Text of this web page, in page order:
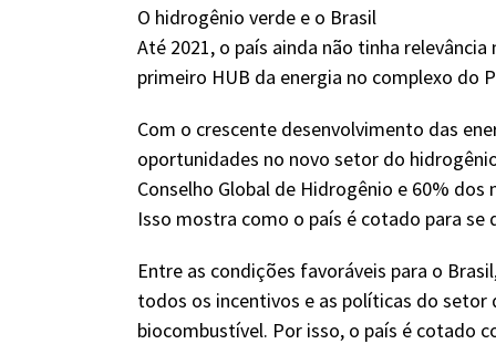
O hidrogênio verde e o Brasil
Até 2021, o país ainda não tinha
primeiro HUB da energia no complexo do
Com o crescente desenvolvimento das
oportunidades no novo setor do
Conselho Global de Hidrogênio e 60%
Isso mostra como o país é cotado para
Entre as condições favoráveis para o
todos os incentivos e as políticas do
biocombustível. Por isso, o país é cotado